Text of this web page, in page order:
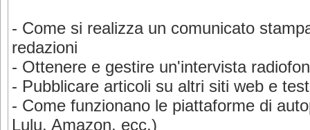
- Come si realizza un comunicato
redazioni
- Ottenere e gestire un'intervista
- Pubblicare articoli su altri siti web e
- Come funzionano le piattaforme di
Lulu, Amazon, ecc.)